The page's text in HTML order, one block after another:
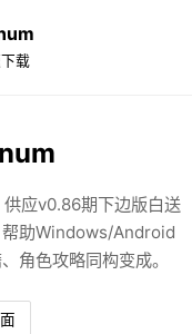
载
应v0.86期下边版白送
帮助Windows/Android
角色攻略同构变成。